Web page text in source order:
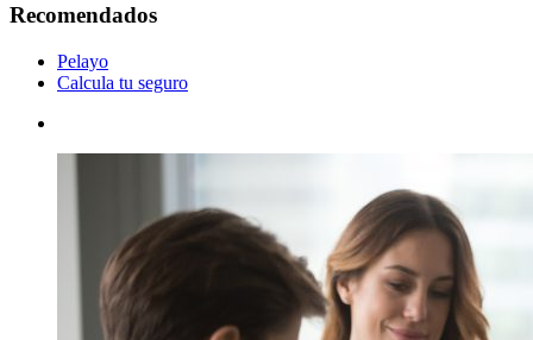
Recomendados
Pelayo
Calcula tu seguro